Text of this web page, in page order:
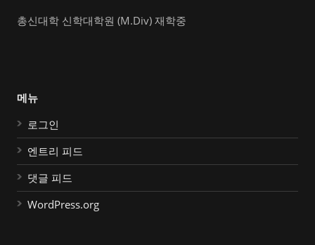
총신대학 신학대학원 (M.Div) 재학중
메뉴
로그인
엔트리 피드
댓글 피드
WordPress.org